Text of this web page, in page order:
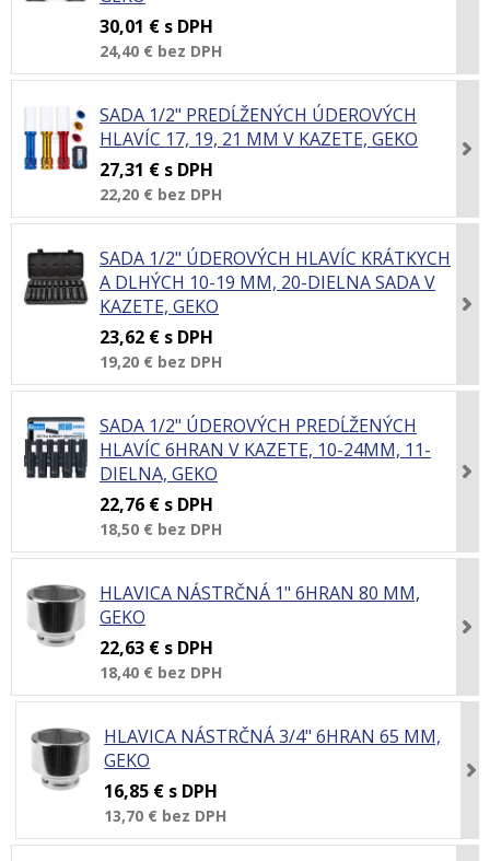
30,01 € s DPH
24,40 € bez DPH
SADA 1/2" PREDĹŽENÝCH ÚDEROVÝCH
HLAVÍC 17, 19, 21 MM V KAZETE, GEKO
27,31 € s DPH
22,20 € bez DPH
SADA 1/2" ÚDEROVÝCH HLAVÍC KRÁTKYCH
A DLHÝCH 10-19 MM, 20-DIELNA SADA V
KAZETE, GEKO
23,62 € s DPH
19,20 € bez DPH
SADA 1/2" ÚDEROVÝCH PREDĹŽENÝCH
HLAVÍC 6HRAN V KAZETE, 10-24MM, 11-
DIELNA, GEKO
22,76 € s DPH
18,50 € bez DPH
HLAVICA NÁSTRČNÁ 1" 6HRAN 80 MM,
GEKO
22,63 € s DPH
18,40 € bez DPH
HLAVICA NÁSTRČNÁ 3/4" 6HRAN 65 MM,
GEKO
16,85 € s DPH
13,70 € bez DPH